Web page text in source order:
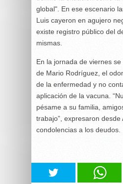
global". En ese escenario
Luis cayeron en agujero
existe registro público del
mismas.
En la jornada de viernes
de Mario Rodríguez, el
de la enfermedad y no
aplicación de la vacuna.
pésame a su familia,
trabajo”, expresaron desde
condolencias a los deudos.